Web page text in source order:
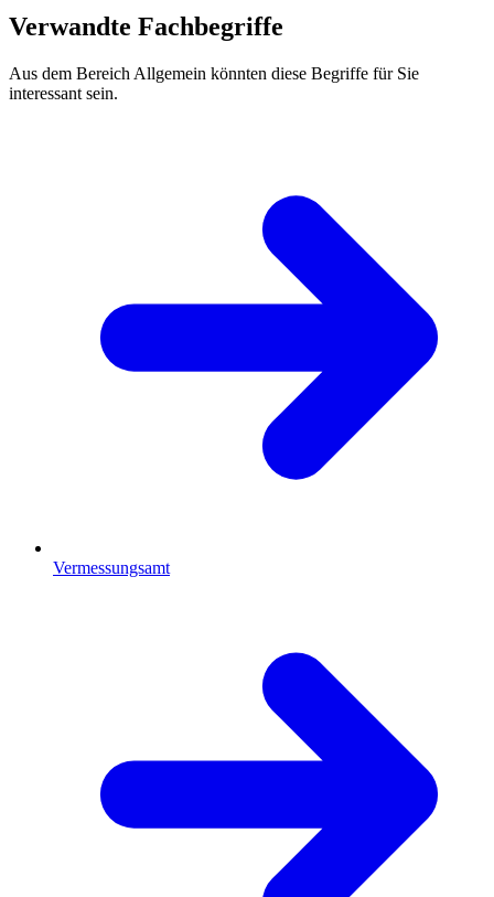
Verwandte Fachbegriffe
Aus dem Bereich Allgemein könnten diese Begriffe für Sie
interessant sein.
Vermessungsamt